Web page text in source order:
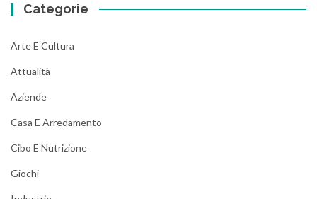
Categorie
Arte E Cultura
Attualità
Aziende
Casa E Arredamento
Cibo E Nutrizione
Giochi